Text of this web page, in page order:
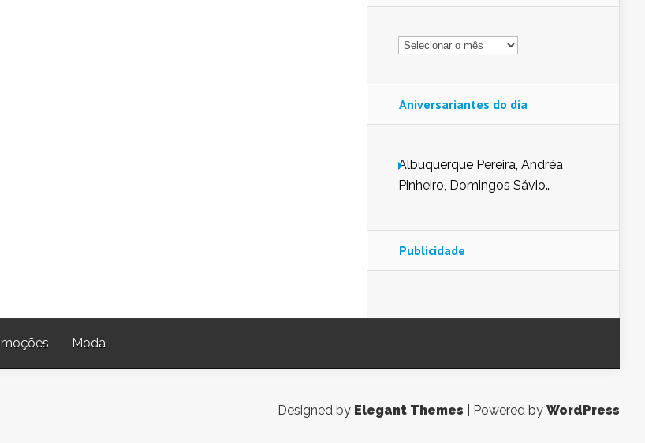
Arquivo
Aniversariantes do dia
Albuquerque Pereira, Andréa
Pinheiro, Domingos Sávio
Nunes de Sena, Fátima Peixoto,
Glória Pereira, Kátia Mesel,
Publicidade
Moda
Designed by Elegant Themes | Powered by WordPress